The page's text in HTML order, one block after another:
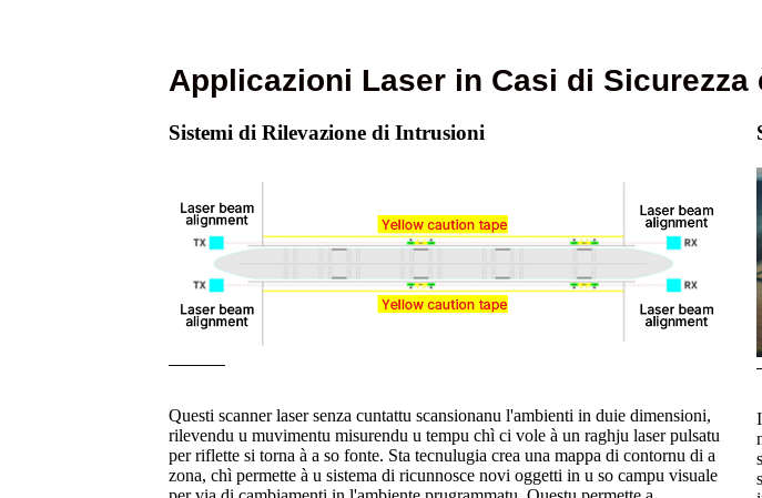
Applicazioni Laser in Casi di Sicurezza
Sistemi di Rilevazione di Intrusioni
Questi scanner laser senza cuntattu scansionanu l'ambienti in duie dimensioni,
rilevendu u muvimentu misurendu u tempu chì ci vole à un raghju laser pulsatu
per riflette si torna à a so fonte. Sta tecnulugia crea una mappa di contornu di a
zona, chì permette à u sistema di ricunnosce novi oggetti in u so campu visuale